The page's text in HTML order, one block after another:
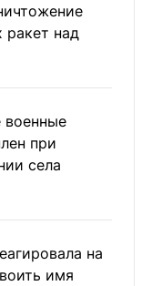
ракет над
военные
при
села
на
имя